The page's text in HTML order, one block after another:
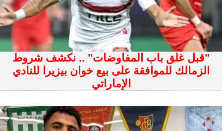
"قبل غلق باب المفاوضات" .. نكشف شروط
الزمالك للموافقة على بيع خوان بيزيرا للنادي
الإماراتي